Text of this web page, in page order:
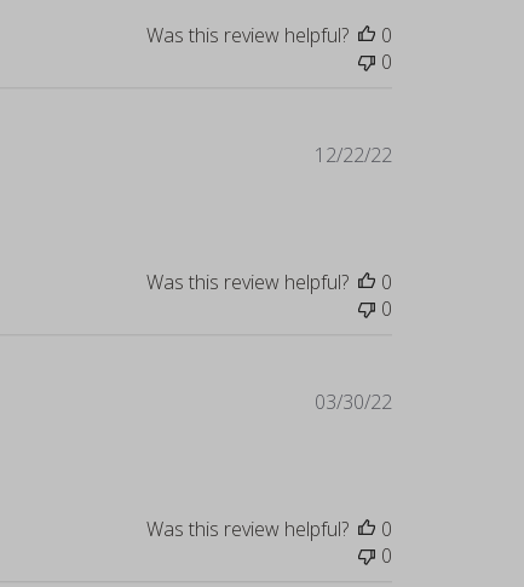
Was this review helpful?
0
0
Published
12/22/22
Was this review helpful?
0
0
Published
03/30/22
Was this review helpful?
0
0